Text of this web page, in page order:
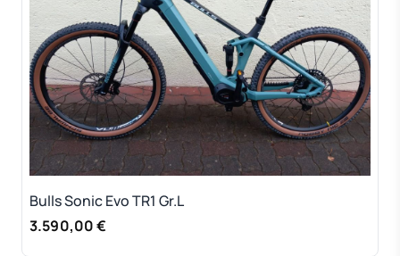
Bulls Sonic Evo TR1 Gr.L
3.590,00 €